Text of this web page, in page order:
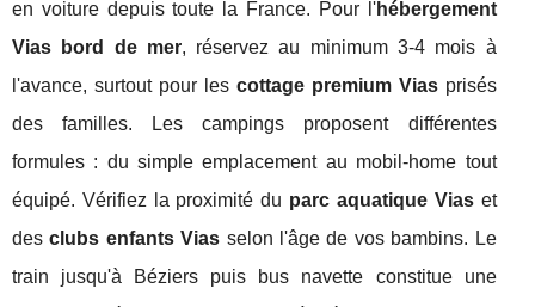
en voiture depuis toute la France. Pour l'hébergement
Vias bord de mer, réservez au minimum 3-4 mois à
l'avance, surtout pour les cottage premium Viasprisés
des familles. Les campings proposent différentes
formules : du simple emplacement au mobil-home tout
équipé. Vérifiez la proximité du parc aquatique Viaset
desclubs enfants Vias selon l'âge de vos bambins. Le
train jusqu'à Béziers puis bus navette constitue une